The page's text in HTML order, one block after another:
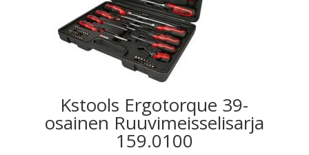
Kstools Ergotorque 39-
osainen Ruuvimeisselisarja
159.0100